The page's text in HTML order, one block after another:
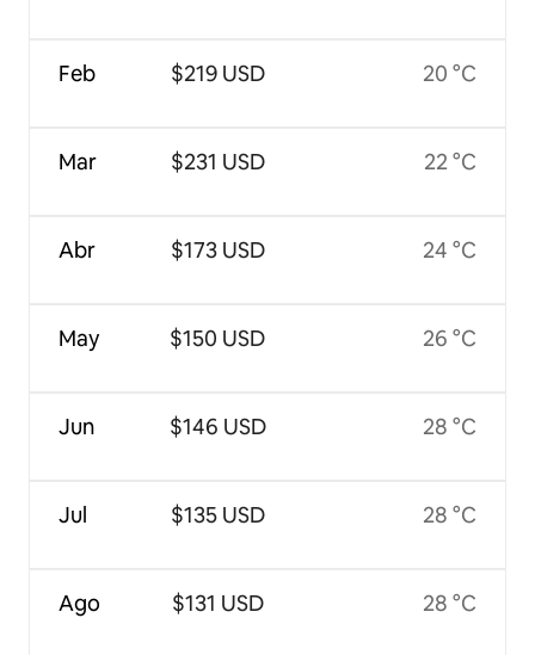
Feb
Mar
Abr
May
Jun
Jul
Ago
$219 USD
$231 USD
$173 USD
$150 USD
$146 USD
$135 USD
$131 USD
20 °C
22 °C
24 °C
26 °C
28 °C
28 °C
28 °C